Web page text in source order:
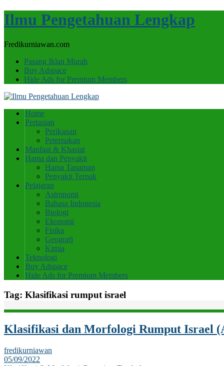
Ilmu Pengetahuan Lengkap
Fredikurniawan.com
Pasang Iklan Murah
Buy Adspace
Hide Ads for Premium Members
Home
Pertanian
Perikanan
Peternakan
Manfaat & Khasiat
Hama dan Penyakit
Hama Tanaman
Penyakit Ternak
Pelajaran
Astronomi
Bahasa Indonesia
Biologi
Ekonomi
Fisika
Geografi
Kimia
Teknologi
Buy Adspace
Hide Ads for Premium Members
Tag: Klasifikasi rumput israel
Klasifikasi dan Morfologi Rumput Israel
fredikurniawan
05/09/2022